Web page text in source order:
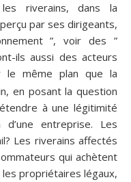
riverains, dans la
par ses dirigeants,
”, voir des ”
ils aussi des acteurs
le même plan que la
en posant la question
à une légitimité
d’une entreprise. Les
Les riverains affectés
qui achètent
propriétaires légaux,